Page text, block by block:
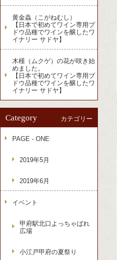
黄金蟲（こがねむし）
【日本で初めてワイン専用ブ
ドウ品種でワインを醸したワ
イナリー サドヤ】
木槿（ムクゲ）の花が咲き始
めました。
【日本で初めてワイン専用ブ
ドウ品種でワインを醸したワ
イナリー サドヤ】
Category カテゴリー
PAGE - ONE
2019年5月
2019年6月
イベント
甲府駅北口よっちゃばれ
広場
小江戸甲府の夏祭り